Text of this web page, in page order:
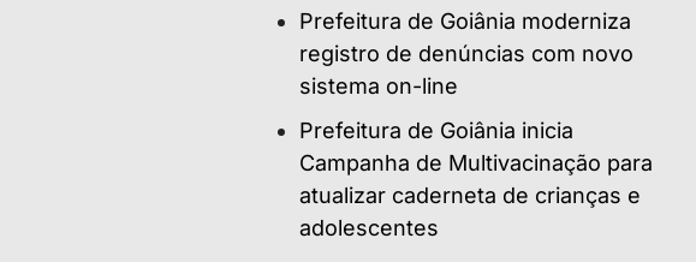
Prefeitura de Goiânia moderniza
registro de denúncias com novo
sistema on-line
Prefeitura de Goiânia inicia
Campanha de Multivacinação para
atualizar caderneta de crianças e
adolescentes